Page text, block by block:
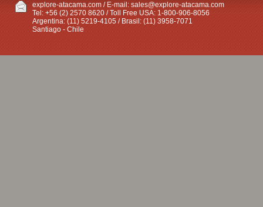
explore-atacama.com / E-mail: sales@explore-atacama.com
Tel: +56 (2) 2570 8620 / Toll Free USA: 1-800-906-8056
Argentina: (11) 5219-4105 / Brasil: (11) 3958-7071
Santiago - Chile